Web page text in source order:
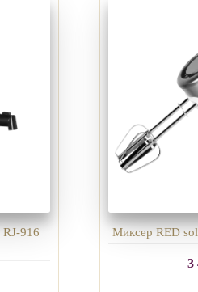
916
Миксер RED
3